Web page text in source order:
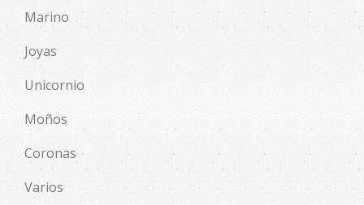
Marino
Joyas
Unicornio
Moños
Coronas
Varios